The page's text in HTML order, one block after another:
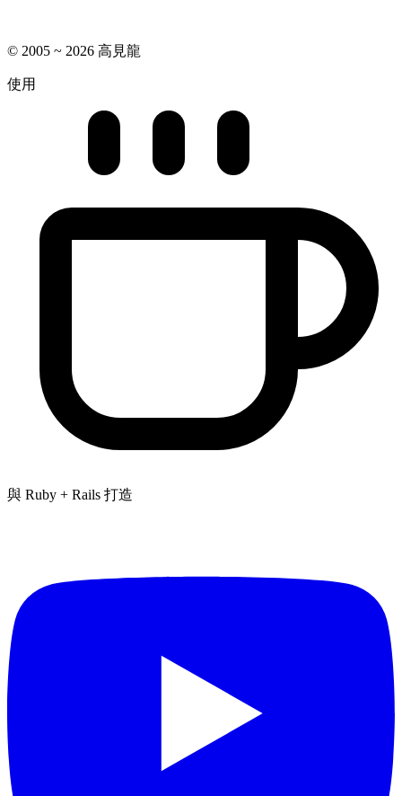
© 2005 ~ 2026 高見龍
使用
與 Ruby + Rails 打造